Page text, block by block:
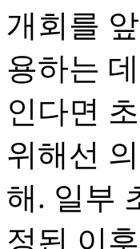
개회를
용하는
인다면
위해선
해. 일부
정된 이